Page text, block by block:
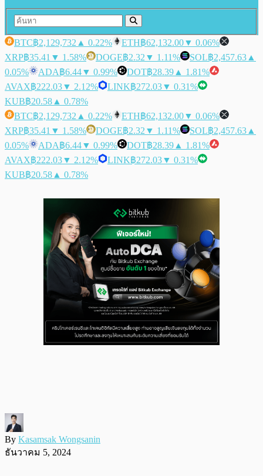
BTC฿2,129,732 ▲ 0.22% ETH฿62,132.00▼ 0.06%
XRP฿35.41 ▼ 1.58% DOGE฿2.32 ▼ 1.11% SOL฿2,457.63 ▲
0.05%
ADA฿6.44▼ 0.99% DOT฿28.39 ▲ 1.81%
AVAX฿222.03▼ 2.12% LINK฿272.03▼ 0.31%
KUB฿20.58 ▲ 0.78%
BTC฿2,129,732 ▲ 0.22% ETH฿62,132.00▼ 0.06%
XRP฿35.41 ▼ 1.58% DOGE฿2.32 ▼ 1.11% SOL฿2,457.63 ▲
0.05%
ADA฿6.44▼ 0.99% DOT฿28.39 ▲ 1.81%
AVAX฿222.03▼ 2.12% LINK฿272.03▼ 0.31%
KUB฿20.58 ▲ 0.78%
By Kasamsak Wongsanin
ธันวาคม 5, 2024